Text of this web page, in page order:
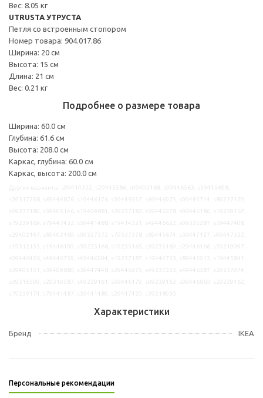
Вес: 8.05 кг
UTRUSTA УТРУСТА
Петля со встроенным стопором
Номер товара: 904.017.86
Ширина: 20 см
Высота: 15 см
Длина: 21 см
Вес: 0.21 кг
Подробнее о размере товара
Ширина: 60.0 см
Глубина: 61.6 см
Высота: 208.0 см
Каркас, глубина: 60.0 см
Каркас, высота: 200.0 см
Характеристики
Бренд IKEA
Персональные рекомендации